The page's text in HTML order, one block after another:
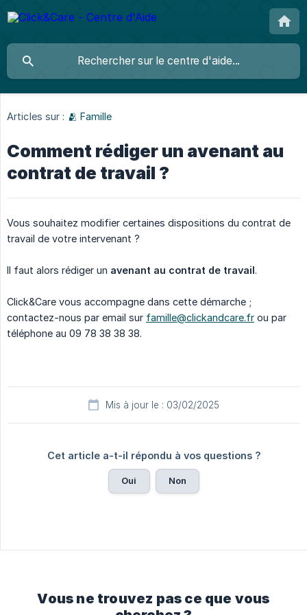
Articles sur : 🫂 Famille
Comment rédiger un avenant au
contrat de travail ?
Vous souhaitez modifier certaines dispositions du contrat de
travail de votre intervenant ?
Il faut alors rédiger un avenant au contrat de travail.
Click&Care vous accompagne dans cette démarche ;
contactez-nous par email sur famille@clickandcare.fr ou par
téléphone au 09 78 38 38 38.
Mis à jour le : 03/02/2025
Cet article a-t-il répondu à vos questions ?
Oui Non
Vous ne trouvez pas ce que vous